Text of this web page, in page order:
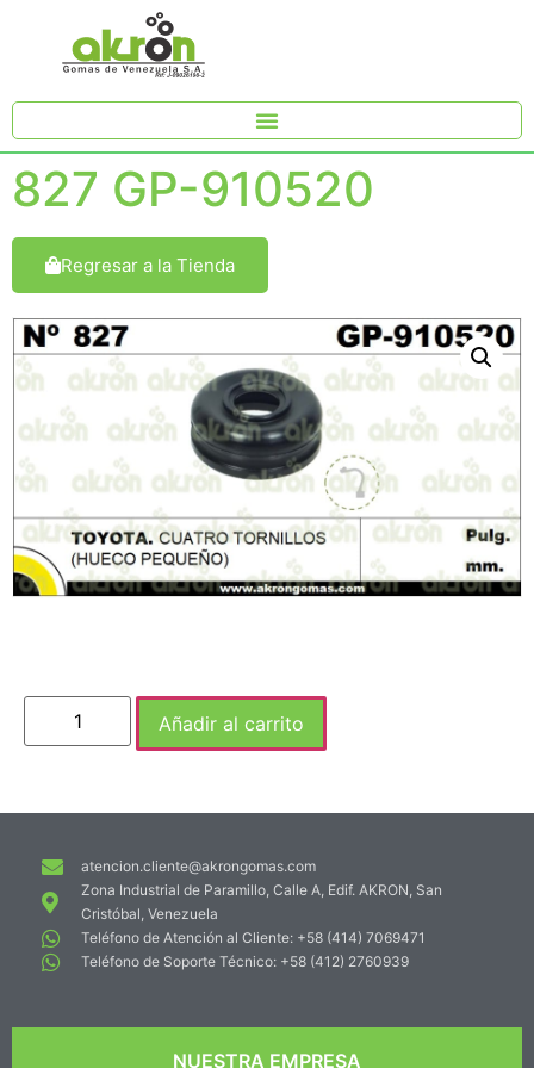
827 GP-910520
Regresar a la Tienda
Añadir al carrito
atencion.cliente@akrongomas.com
Zona Industrial de Paramillo, Calle A, Edif. AKRON, San
Cristóbal, Venezuela
Teléfono de Atención al Cliente: +58 (414) 7069471
Teléfono de Soporte Técnico: +58 (412) 2760939
NUESTRA EMPRESA